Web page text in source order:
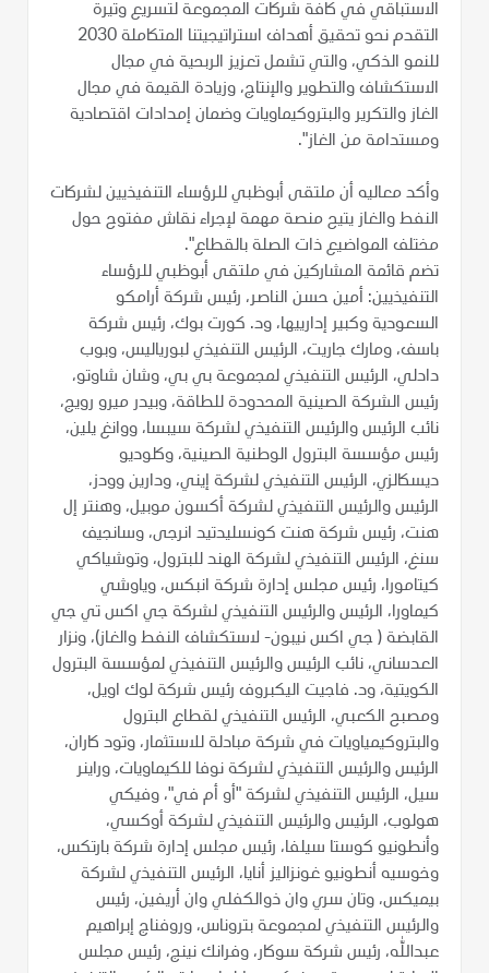
الاستباقي في كافة شركات المجموعة لتسريع وتيرة
التقدم نحو تحقيق أهداف استراتيجيتنا المتكاملة 2030
للنمو الذكي، والتي تشمل تعزيز الربحية في مجال
الاستكشاف والتطوير والإنتاج، وزيادة القيمة في مجال
الغاز والتكرير والبتروكيماويات وضمان إمدادات اقتصادية
ومستدامة من الغاز".
وأكد معاليه أن ملتقى أبوظبي للرؤساء التنفيذيين لشركات
النفط والغاز يتيح منصة مهمة لإجراء نقاش مفتوح حول
مختلف المواضيع ذات الصلة بالقطاع".
تضم قائمة المشاركين في ملتقى أبوظبي للرؤساء
التنفيذيين: أمين حسن الناصر، رئيس شركة أرامكو
السعودية وكبير إدارييها، ود. كورت بوك، رئيس شركة
باسف، ومارك جاريت، الرئيس التنفيذي لبورياليس، وبوب
دادلي، الرئيس التنفيذي لمجموعة بي بي، وشان شاوتو،
رئيس الشركة الصينية المحدودة للطاقة، وبيدر ميرو رويج،
نائب الرئيس والرئيس التنفيذي لشركة سيبسا، ووانغ يلين،
رئيس مؤسسة البترول الوطنية الصينية، وكلوديو
ديسكالزي، الرئيس التنفيذي لشركة إيني، ودارين وودز،
الرئيس والرئيس التنفيذي لشركة أكسون موبيل، وهنتر إل
هنت، رئيس شركة هنت كونسليدتيد انرجى، وسانجيف
سنغ، الرئيس التنفيذي لشركة الهند للبترول، وتوشياكي
كيتامورا، رئيس مجلس إدارة شركة انبكس، وياوشي
كيماورا، الرئيس والرئيس التنفيذي لشركة جي اكس تي جي
القابضة ( جي اكس نيبون- لاستكشاف النفط والغاز)، ونزار
العدساني، نائب الرئيس والرئيس التنفيذي لمؤسسة البترول
الكويتية، ود. فاجيت اليكبروف رئيس شركة لوك اويل،
ومصبح الكعبي، الرئيس التنفيذي لقطاع البترول
والبتروكيمياويات في شركة مبادلة للاستثمار، وتود كاران،
الرئيس والرئيس التنفيذي لشركة نوفا للكيماويات، وراينر
سيل، الرئيس التنفيذي لشركة "أو أم في"، وفيكي
هولوب، الرئيس والرئيس التنفيذي لشركة أوكسي،
وأنطونيو كوستا سيلفا، رئيس مجلس إدارة شركة بارتكس،
وخوسيه أنطونيو غونزاليز أنايا، الرئيس التنفيذي لشركة
بيميكس، وتان سري وان ذوالكفلي وان أريفين، رئيس
والرئيس التنفيذي لمجموعة بتروناس، وروفناج إبراهيم
عبدالله، رئيس شركة سوكار، وفرانك نينج، رئيس مجلس